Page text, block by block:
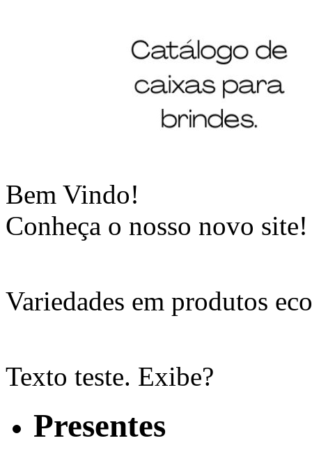
Bem Vindo!
Conheça o nosso novo site!
Variedades em produtos
Texto teste. Exibe?
Presentes